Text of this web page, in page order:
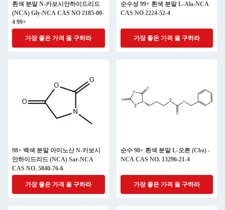
흰색 분말 N-카보시안하이드리드
(NCA) Gly-NCA CAS NO 2185-00-
4 99+
가장 좋은 가격 을 구하라
순수성 99+ 흰색 분말 L-Ala-NCA
CAS NO 2224-52-4
가장 좋은 가격 을 구하라
98+ 백색 분말 아미노산 N-카보시
안하이드리드 (NCA) Sar-NCA
CAS NO. 5840-76-6
가장 좋은 가격 을 구하라
순수 98+ 흰색 분말 L-오른 (Cbz) -
NCA CAS NO. 13296-21-4
가장 좋은 가격 을 구하라